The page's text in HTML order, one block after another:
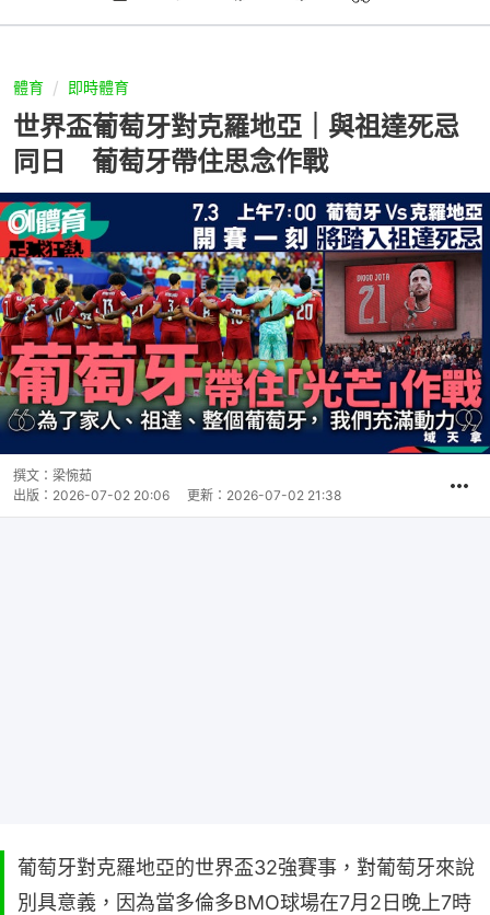
體育 即時體育
世界盃葡萄牙對克羅地亞｜與祖達死忌
同日 葡萄牙帶住思念作戰
撰文： 梁惋茹
出版： 2026-07-02 20:06 更新： 2026-07-02 21:38
葡萄牙對克羅地亞的世界盃32強賽事，對葡萄牙來說
別具意義，因為當多倫多BMO球場在7月2日晚上7時